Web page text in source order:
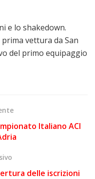
e lo shakedown.
vettura da San
del primo equipaggio
Italiano ACI
delle iscrizioni